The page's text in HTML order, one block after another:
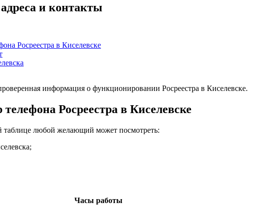
и контакты
Росреестра в Киселевске
информация о функционировании Росреестра в Киселевске.
Росреестра в Киселевске
таблице любой желающий может посмотреть:
Часы работы